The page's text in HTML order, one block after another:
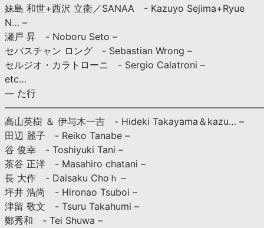
妹島 和世+西沢 立衛／SANAA - Kazuyo Sejima+Ryue
N… –
瀬戸 昇 - Noboru Seto –
セバスチャン ロング - Sebastian Wrong –
セルジオ・カラトローニ - Sergio Calatroni –
etc…
— た行
高山英樹 ＆ 伊与木一吉 - Hideki Takayama＆kazu… –
田辺 麗子 - Reiko Tanabe –
谷 俊幸 - Toshiyuki Tani –
茶谷 正洋 - Masahiro chatani –
長 大作 - Daisaku Choｈ –
坪井 浩尚 - Hironao Tsuboi –
津留 敬文 - Tsuru Takahumi –
鄭秀和 - Tei Shuwa –